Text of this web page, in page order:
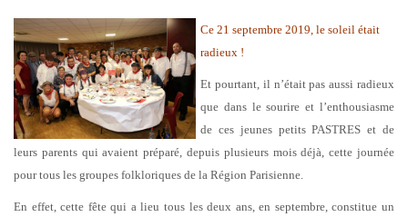
Ce 21 septembre 2019, le soleil était
radieux !
Et pourtant, il n’était pas aussi radieux
que dans le sourire et l’enthousiasme
de ces jeunes petits PASTRES et de
leurs parents qui avaient préparé, depuis plusieurs mois déjà, cette journée
pour tous les groupes folkloriques de la Région Parisienne.
En effet, cette fête qui a lieu tous les deux ans, en septembre, constitue un